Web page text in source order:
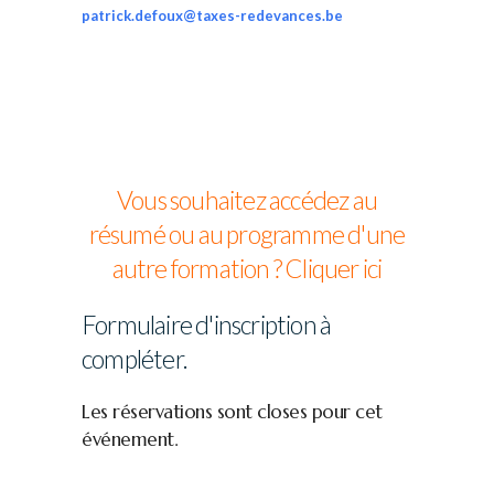
patrick.defoux@taxes-redevances.be
Vous souhaitez accédez au
résumé ou au programme d'une
autre formation ? Cliquer ici
Formulaire d'inscription à
compléter.
Les réservations sont closes pour cet
événement.